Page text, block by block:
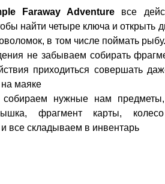
Faraway Adventure все
найти четыре ключа и открыть
в том числе поймать
не забываем собирать
приходиться совершать
маяке
собираем нужные нам
фрагмент карты,
и все складываем в инвентарь